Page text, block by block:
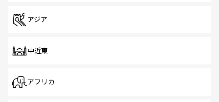
アジア
中近東
アフリカ